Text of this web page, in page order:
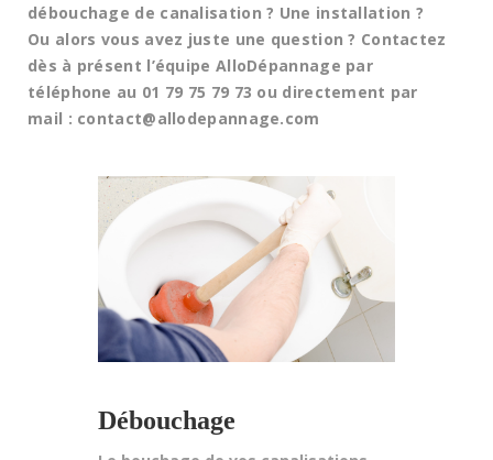
débouchage de canalisation ? Une installation ?
Ou alors vous avez juste une question ? Contactez
dès à présent l’équipe AlloDépannage par
téléphone au 01 79 75 79 73 ou directement par
mail : contact@allodepannage.com
Débouchage